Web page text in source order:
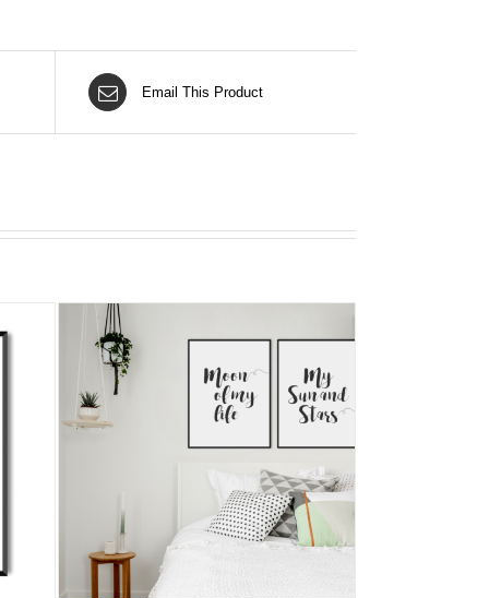
Email This Product